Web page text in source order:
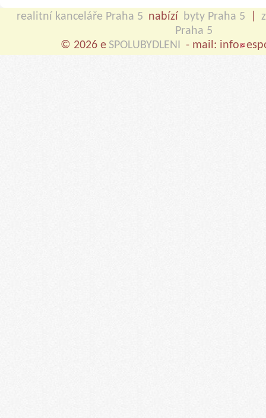
realitní kanceláře Praha 5 nabízí byty Praha 5
Praha 5
© 2026 e SPOLUBYDLENI - mail: info